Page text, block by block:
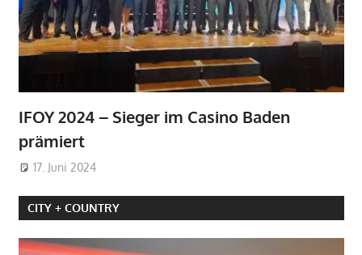
IFOY 2024 – Sieger im Casino Baden
prämiert
17. Juni 2024
CITY + COUNTRY